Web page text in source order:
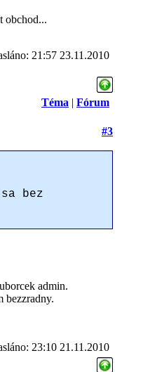
obchod...
21:57 23.11.2010
Téma | Fórum
#3
bez
admin.
bezzradny.
23:10 21.11.2010